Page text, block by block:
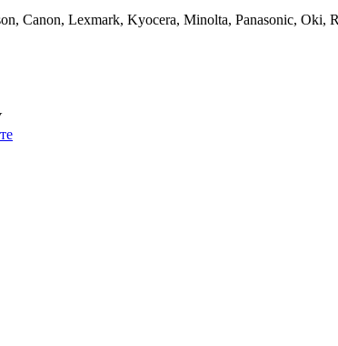
Lexmark, Kyocera, Minolta, Panasonic, Oki,